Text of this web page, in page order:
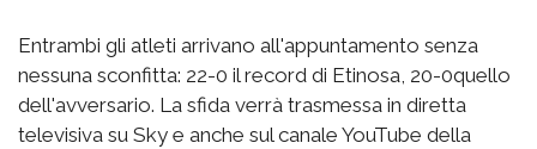
Entrambi gli atleti arrivano all'appuntamento senza
nessuna sconfitta: 22-0 il record di Etinosa, 20-0quello
dell'avversario. La sfida verrà trasmessa in diretta
televisiva su Sky e anche sul canale YouTube della